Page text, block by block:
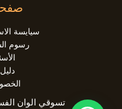
سيايسة
رسوم
تسوقي الوان